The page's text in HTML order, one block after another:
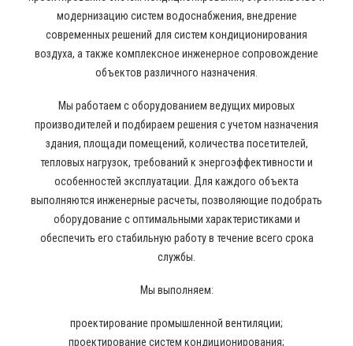
модернизацию систем водоснабжения, внедрение
современных решений для систем кондиционирования
воздуха, а также комплексное инженерное сопровождение
объектов различного назначения.
Мы работаем с оборудованием ведущих мировых
производителей и подбираем решения с учетом назначения
здания, площади помещений, количества посетителей,
тепловых нагрузок, требований к энергоэффективности и
особенностей эксплуатации. Для каждого объекта
выполняются инженерные расчеты, позволяющие подобрать
оборудование с оптимальными характеристиками и
обеспечить его стабильную работу в течение всего срока
службы.
Мы выполняем:
проектирование промышленной вентиляции;
проектирование систем кондиционирования;